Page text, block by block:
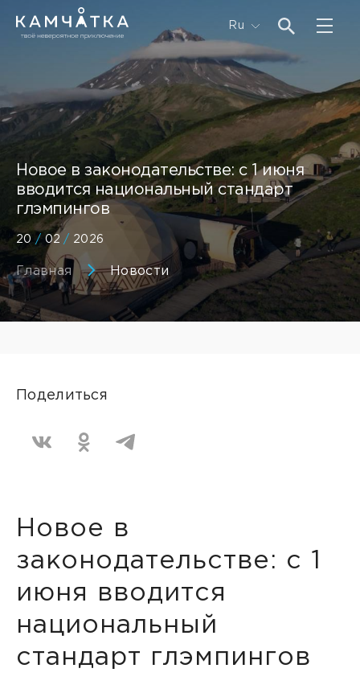
Ru
Новое в законодательстве: с 1 июня
вводится национальный стандарт
глэмпингов
20 / 02 / 2026
Главная Новости
Поделиться
Новое в
законодательстве: с 1
июня вводится
национальный
стандарт глэмпингов